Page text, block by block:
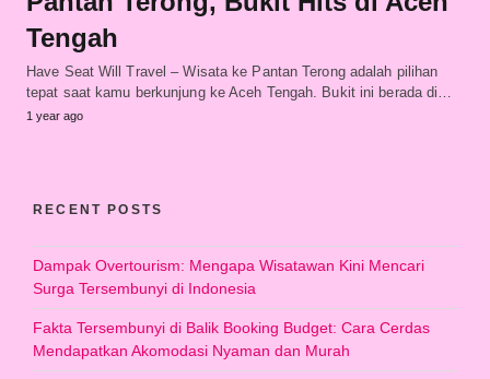
Tengah
Have Seat Will Travel – Wisata ke Pantan Terong adalah pilihan
tepat saat kamu berkunjung ke Aceh Tengah. Bukit ini berada di…
1 year ago
RECENT POSTS
Dampak Overtourism: Mengapa Wisatawan Kini Mencari
Surga Tersembunyi di Indonesia
Fakta Tersembunyi di Balik Booking Budget: Cara Cerdas
Mendapatkan Akomodasi Nyaman dan Murah